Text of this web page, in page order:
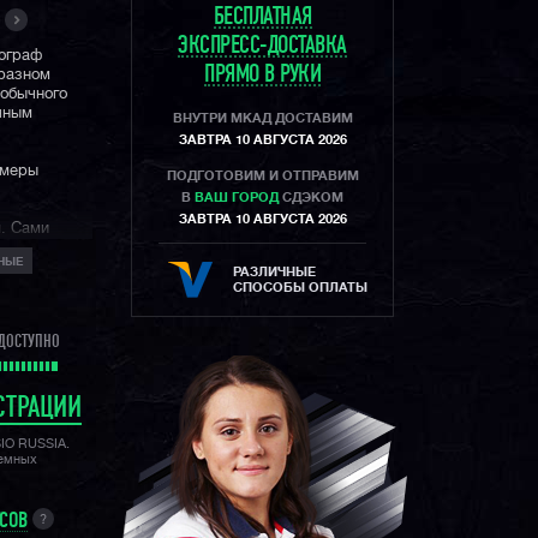
Сами
при
прошлого.
чтобы
релиз от
со
RUSSIA.
?
БЕСПЛАТНАЯ
ЭКСПРЕСС-ДОСТАВКА
ПРЯМО В РУКИ
ВНУТРИ МКАД ДОСТАВИМ
ЗАВТРА 10 АВГУСТА 2026
ПОДГОТОВИМ И ОТПРАВИМ
В ВАШ ГОРОД СДЭКОМ
ЗАВТРА 10 АВГУСТА 2026
РАЗЛИЧНЫЕ
СПОСОБЫ ОПЛАТЫ